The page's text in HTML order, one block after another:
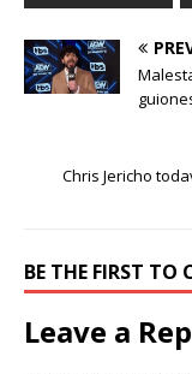
Chris Jericho
BE THE FIRST TO
Leave a